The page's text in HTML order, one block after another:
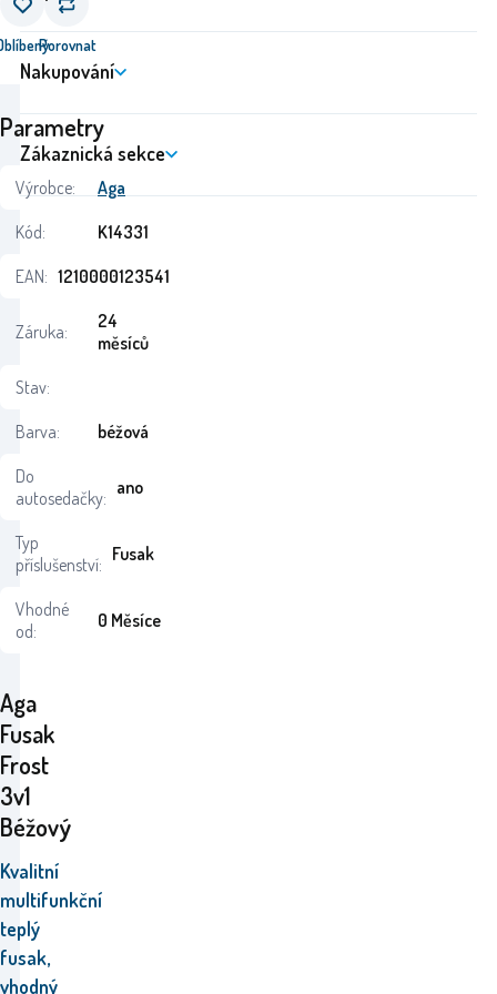
Porovnat
Aga
Fusak
Frost
3v1
Béžový
Kvalitní
multifunkční
teplý
fusak,
vhodný
Parametry
Výrobce:
Aga
Kód:
K14331
EAN: 1210000123541
Záruka:
24
měsíců
Stav:
Barva:
béžová
Do
autosedačky: ano
Typ
příslušenství: Fusak
Vhodné
od:
0 Měsíce
Nakupování
Zákaznická sekce